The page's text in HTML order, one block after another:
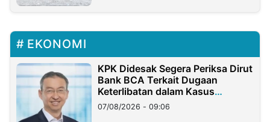
EKONOMI
KPK Didesak Segera Periksa Dirut
Bank BCA Terkait Dugaan
Keterlibatan dalam Kasus
Hilangnya Dana Nasabah Rp2,58
Miliar
07/08/2026 - 09:06